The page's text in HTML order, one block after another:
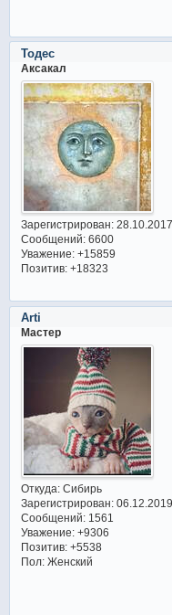
Тодес
Аксакал
Зарегистрирован: 28.10.2017
Сообщений:6600
Уважение: +15859
Позитив: +18323
Arti
Мастер
Откуда:Сибирь
Зарегистрирован: 06.12.2019
Сообщений:1561
Уважение: +9306
Позитив: +5538
Пол:Женский